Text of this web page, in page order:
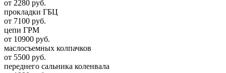
от 2280 руб.
прокладки ГБЦ
от 7100 руб.
цепи ГРМ
от 10900 руб.
маслосъемных колпачков
от 5500 руб.
переднего сальника коленвала